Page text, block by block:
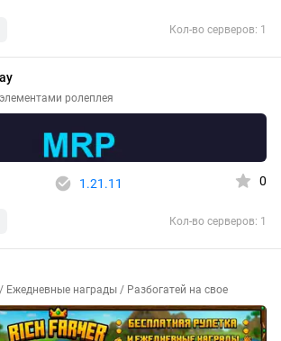
Кол-во серверов: 1
ролеплея
1.21.11 0
Кол-во серверов: 1
Ежедневные награды / Разбогатей на свое